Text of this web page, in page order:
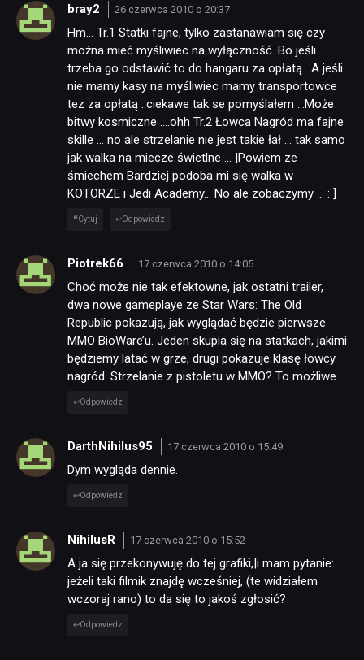
bray2 26 czerwca 2010 o 20:37
Hm… Tr.1 Statki fajne, tylko zastanawiam się czy
można mieć myśliwiec na wyłączność. Bo jeśli
trzeba go odstawić to do hangaru za opłatą . A jeśli
nie mamy kasy na myśliwiec mamy transportowce
tez za opłatą ..ciekawe tak se pomyślałem …Może
bitwy kosmiczne ….ohh Tr.2 Łowca Nagród ma fajne
skille … no ale strzelanie nie jest takie łał … tak samo
jak walka na miecze świetlne … |Powiem ze
śmiechem Bardziej podoba mi się walka w
KOTORZE i Jedi Academy… No ale zobaczymy … : ]
Cytuj Odpowiedz
Piotrek66 17 czerwca 2010 o 14:05
Choć może nie tak efektowne, jak ostatni trailer,
dwa nowe gameplaye ze Star Wars: The Old
Republic pokazują, jak wyglądać będzie pierwsze
MMO BioWare’u. Jeden skupia się na statkach, jakimi
będziemy latać w grze, drugi pokazuje klasę łowcy
nagród. Strzelanie z pistoletu w MMO? To możliwe…
Odpowiedz
DarthNihilus95 17 czerwca 2010 o 15:49
Dym wygląda dennie.
Odpowiedz
NihilusR 17 czerwca 2010 o 15:52
A ja się przekonywuję do tej grafiki,|i mam pytanie:
jeżeli taki filmik znajdę wcześniej, (te widziałem
wczoraj rano) to da się to jakoś zgłosić?
Odpowiedz